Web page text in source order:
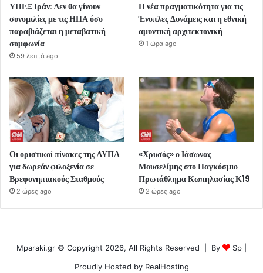
ΥΠΕΞ Ιράν: Δεν θα γίνουν
συνομιλίες με τις ΗΠΑ όσο
παραβιάζεται η μεταβατική
συμφωνία
59 λεπτά ago
Η νέα πραγματικότητα για τις
Ένοπλες Δυνάμεις και η εθνική
αμυντική αρχιτεκτονική
1 ώρα ago
Οι οριστικοί πίνακες της ΔΥΠΑ
για δωρεάν φιλοξενία σε
Βρεφονηπιακούς Σταθμούς
2 ώρες ago
«Χρυσός» ο Ιάσωνας
Μουσελίμης στο Παγκόσμιο
Πρωτάθλημα Κωπηλασίας Κ19
2 ώρες ago
Mparaki.gr © Copyright 2026, All Rights Reserved | By Sp
Proudly Hosted by RealHosting